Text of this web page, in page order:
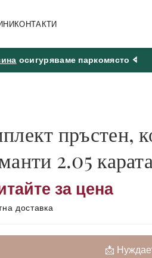
КОНТАКТИ
осигуряваме паркомясто 🢔
пръстен,
2.05
за цена
доставка
📩